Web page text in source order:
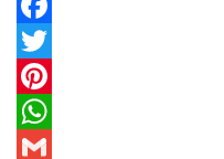
Facebook
Twitter
Pinterest
WhatsApp